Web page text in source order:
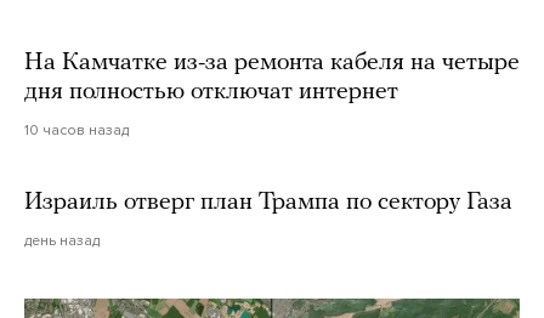
На Камчатке из-за ремонта кабеля на четыре
дня полностью отключат интернет
10 часов назад
Израиль отверг план Трампа по сектору Газа
день назад